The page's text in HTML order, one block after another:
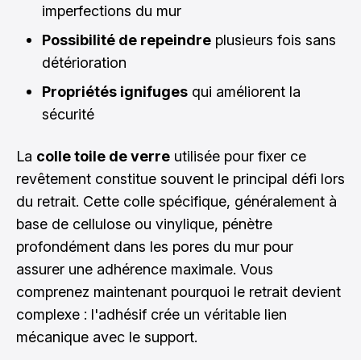
imperfections du mur
Possibilité de repeindre plusieurs fois sans
détérioration
Propriétés ignifuges qui améliorent la
sécurité
La colle toile de verre utilisée pour fixer ce
revêtement constitue souvent le principal défi lors
du retrait. Cette colle spécifique, généralement à
base de cellulose ou vinylique, pénètre
profondément dans les pores du mur pour
assurer une adhérence maximale. Vous
comprenez maintenant pourquoi le retrait devient
complexe : l'adhésif crée un véritable lien
mécanique avec le support.